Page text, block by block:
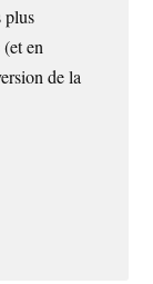
plus
en
de la